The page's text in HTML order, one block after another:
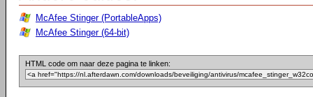
McAfee Stinger (PortableApps)
McAfee Stinger (64-bit)
HTML code om naar deze pagina te linken: